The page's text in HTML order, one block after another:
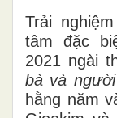
Trải
tâm đặc
2021 ngài
bà và
hằng năm